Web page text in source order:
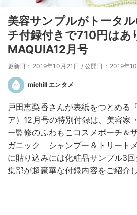
美容サンプルがトータ
チ付録付きで710円はあ
MAQUIA12月号
更新日：2019年10月21日 / 公開日：2019年
michill エンタメ
戸田恵梨香さんが表紙をつとめる
ア）12月号の特別付録は、美容家
ー監修のふわもこコスメポーチ
ガニック シャンプー＆トリート
に貼り込みには化粧品サンプル3
集部が超豪華な付録内容をご紹介